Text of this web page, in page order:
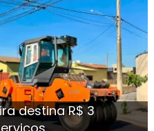
destina R$ 3